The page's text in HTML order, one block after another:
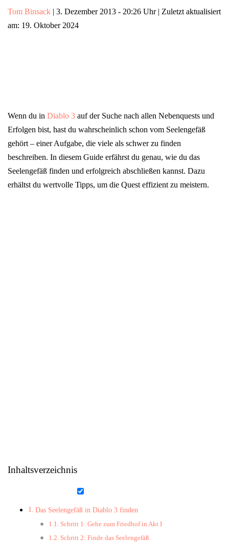
Tom Binsack | 3. Dezember 2013 - 20:26 Uhr| Zuletzt aktualisiert
am: 19. Oktober 2024
Wenn du in Diablo 3 auf der Suche nach allen Nebenquests und
Erfolgen bist, hast du wahrscheinlich schon vom Seelengefäß
gehört – einer Aufgabe, die viele als schwer zu finden
beschreiben. In diesem Guide erfährst du genau, wie du das
Seelengefäß finden und erfolgreich abschließen kannst. Dazu
erhältst du wertvolle Tipps, um die Quest effizient zu meistern.
Inhaltsverzeichnis
Das Seelengefäß in Diablo 3 finden
Schritt 1: Gehe zum Friedhof in Akt I
Schritt 2: Finde das Seelengefäß